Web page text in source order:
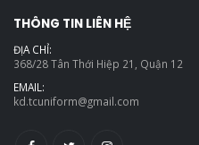
THÔNG TIN LIÊN HỆ
ĐỊA CHỈ:
368/28 Tân Thới Hiệp 21, Quận 12
EMAIL:
kd.tcuniform@gmail.com